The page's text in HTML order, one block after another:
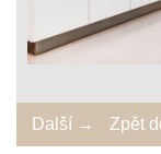
Další → Zpět